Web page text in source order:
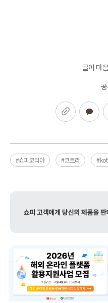
글이 마
링크복사
#쇼피코리아 #코트라